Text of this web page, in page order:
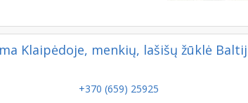
Klaipėdoje, menkių, lašišų žūklė
+370 (659) 25925